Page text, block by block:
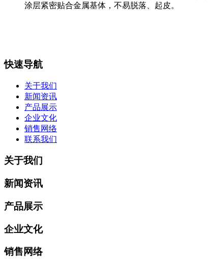
涂层紧密贴合金属基体，不易脱落、起皮。
快速导航
关于我们
新闻资讯
产品展示
企业文化
销售网络
联系我们
关于我们
新闻资讯
产品展示
企业文化
销售网络